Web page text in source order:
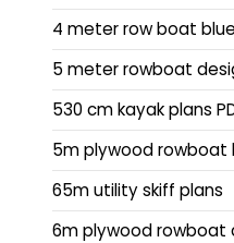
4 meter row boat
5 meter rowboat
530 cm kayak plans
5m plywood rowboat
65m utility skiff plans
6m plywood rowboat